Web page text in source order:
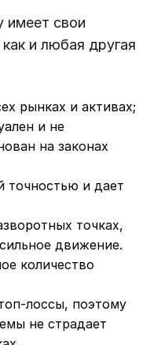
имеет свои
и любая другая
рынках и активах;
и не
на законах
точностью и дает
точках,
движение.
количество
лоссы, поэтому
не страдает